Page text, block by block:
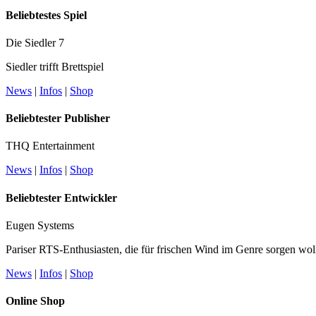
Beliebtestes Spiel
Die Siedler 7
Siedler trifft Brettspiel
News | Infos | Shop
Beliebtester Publisher
THQ Entertainment
News | Infos | Shop
Beliebtester Entwickler
Eugen Systems
Pariser RTS-Enthusiasten, die für frischen Wind im Genre sorgen
News | Infos | Shop
Online Shop